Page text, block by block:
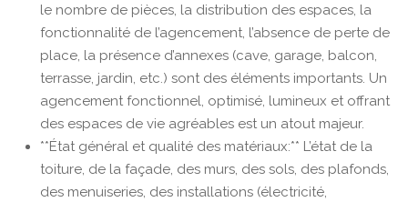
le nombre de pièces, la distribution des espaces, la
fonctionnalité de l’agencement, l’absence de perte de
place, la présence d’annexes (cave, garage, balcon,
terrasse, jardin, etc.) sont des éléments importants. Un
agencement fonctionnel, optimisé, lumineux et offrant
des espaces de vie agréables est un atout majeur.
**État général et qualité des matériaux:** L’état de la
toiture, de la façade, des murs, des sols, des plafonds,
des menuiseries, des installations (électricité,